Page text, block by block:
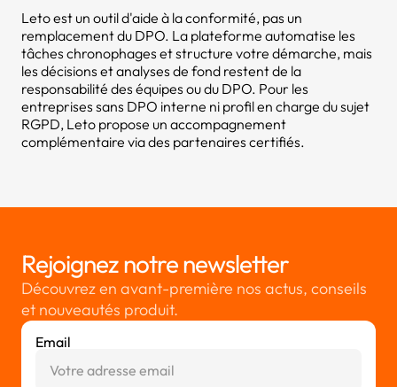
Leto est un outil d'aide à la conformité, pas un
remplacement du DPO. La plateforme automatise les
tâches chronophages et structure votre démarche, mais
les décisions et analyses de fond restent de la
responsabilité des équipes ou du DPO. Pour les
entreprises sans DPO interne ni profil en charge du sujet
RGPD, Leto propose un accompagnement
complémentaire via des partenaires certifiés.
Rejoignez notre newsletter
Découvrez en avant-première nos actus, conseils
et nouveautés produit.
Email